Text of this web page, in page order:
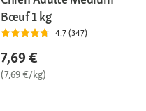
Bœuf 1 kg
4.7 (347)
7,69 €
(7,69 €/kg)